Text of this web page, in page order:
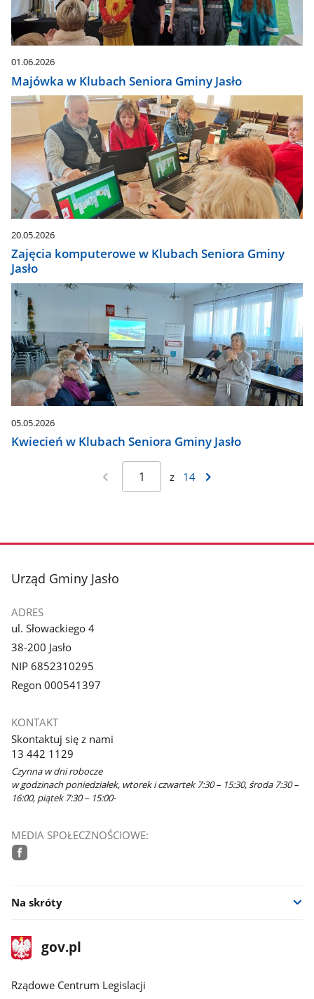
01.06.2026
Majówka w Klubach Seniora Gminy Jasło
20.05.2026
Zajęcia komputerowe w Klubach Seniora Gminy
Jasło
05.05.2026
Kwiecień w Klubach Seniora Gminy Jasło
z 14
stopka
Urząd Gminy Jasło
ADRES
ul. Słowackiego 4
38-200 Jasło
NIP 6852310295
Regon 000541397
KONTAKT
Skontaktuj się z nami
13 442 1129
Czynna w dni robocze
w godzinach poniedziałek, wtorek i czwartek 7:30 – 15:30, środa 7:30 –
16:00, piątek 7:30 – 15:00-
MEDIA SPOŁECZNOŚCIOWE:
Na skróty
stopka
gov.plStrona
gov.pl
Rządowe Centrum Legislacji